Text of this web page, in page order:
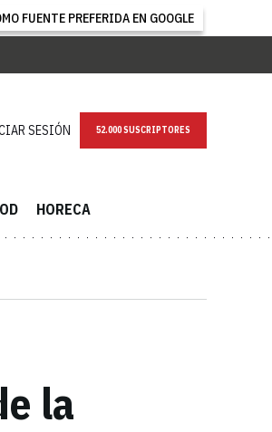
FUENTE PREFERIDA EN GOOGLE
SESIÓN NEWSLETTER
HORECA
la